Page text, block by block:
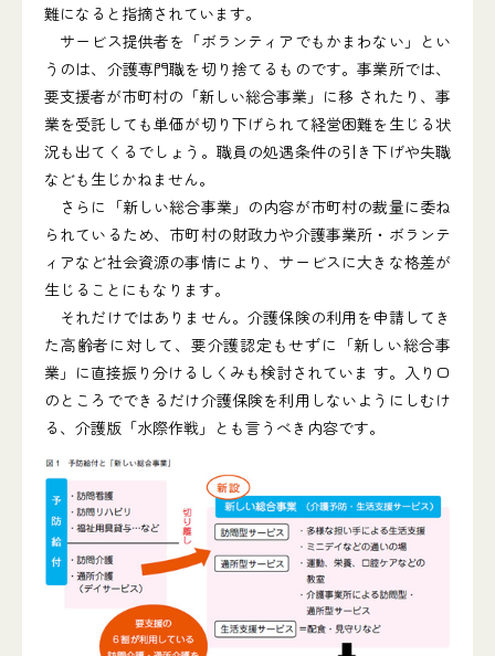
難になると指摘されています。
サービス提供者を「ボランティアでもかまわない」とい
うのは、介護専門職を切り捨てるものです。事業所では、
要支援者が市町村の「新しい総合事業」に移 されたり、事
業を受託しても単価が切り下げられて経営困難を生じる状
況も出てくるでしょう。職員の処遇条件の引き下げや失職
なども生じかねません。
さらに「新しい総合事業」の内容が市町村の裁量に委ね
られているため、市町村の財政力や介護事業所・ボランテ
ィアなど社会資源の事情により、サービスに大きな格差が
生じることにもなります。
それだけではありません。介護保険の利用を申請してき
た高齢者に対して、要介護認定もせずに「新しい総合事
業」に直接振り分けるしくみも検討されていま す。入り口
のところでできるだけ介護保険を利用しないようにしむけ
る、介護版「水際作戦」とも言うべき内容です。